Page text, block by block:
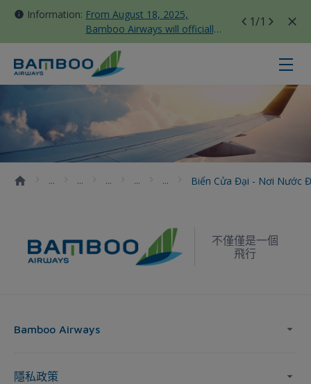
Information: From August 18, 2025,
Bamboo Airways will officially
move all domestic flights to
Tan Son Nhat Terminal T3
1/1
Biển Cửa Đại - nơi nước đổi màu
Biển Cửa Đại - Nơi Nước
不僅僅是一個
飛行
Bamboo Airways
隱私政策